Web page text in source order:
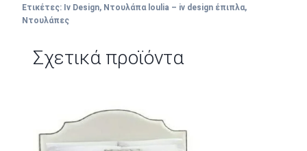
Ετικέτες: Iv Design, Ντουλάπα loulia – iv design έπιπλα,
Ντουλάπες
Σχετικά προϊόντα